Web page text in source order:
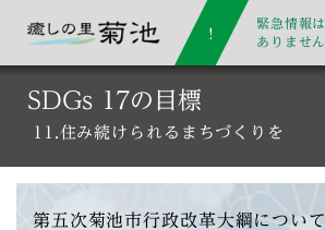
緊急情報は
ありません
SDGs 17の目標
11.住み続けられるまちづくりを
第五次菊池市行政改革大綱について